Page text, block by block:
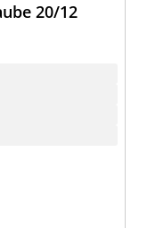
20/12